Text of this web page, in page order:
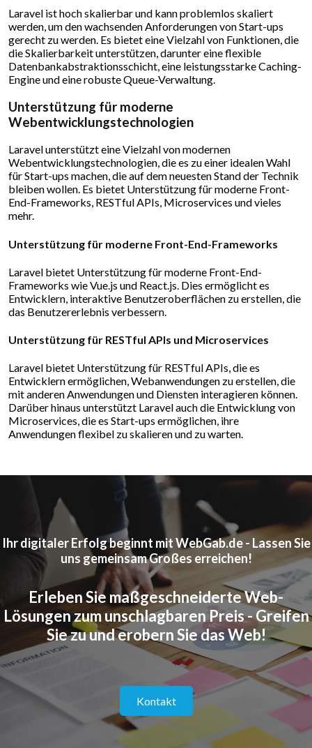
Laravel ist hoch skalierbar und kann problemlos skaliert
werden, um den wachsenden Anforderungen von Start-ups
gerecht zu werden. Es bietet eine Vielzahl von Funktionen, die
die Skalierbarkeit unterstützen, darunter eine flexible
Datenbankabstraktionsschicht, eine leistungsstarke Caching-
Engine und eine robuste Queue-Verwaltung.
Unterstützung für moderne
Webentwicklungstechnologien
Laravel unterstützt eine Vielzahl von modernen
Webentwicklungstechnologien, die es zu einer idealen Wahl
für Start-ups machen, die auf dem neuesten Stand der Technik
bleiben wollen. Es bietet Unterstützung für moderne Front-
End-Frameworks, RESTful APIs, Microservices und vieles
mehr.
Unterstützung für moderne Front-End-Frameworks
Laravel bietet Unterstützung für moderne Front-End-
Frameworks wie Vue.js und React.js. Dies ermöglicht es
Entwicklern, interaktive Benutzeroberflächen zu erstellen, die
das Benutzererlebnis verbessern.
Unterstützung für RESTful APIs und Microservices
Laravel bietet Unterstützung für RESTful APIs, die es
Entwicklern ermöglichen, Webanwendungen zu erstellen, die
mit anderen Anwendungen und Diensten interagieren können.
Darüber hinaus unterstützt Laravel auch die Entwicklung von
Microservices, die es Start-ups ermöglichen, ihre
Anwendungen flexibel zu skalieren und zu warten.
Ihr digitaler Erfolg beginnt mit WebGab.de - Lassen Sie
uns gemeinsam Großes erreichen!
Erleben Sie maßgeschneiderte Web-
Lösungen zum unschlagbaren Preis - Greifen
Sie zu und erobern Sie das Web!
Kontakt